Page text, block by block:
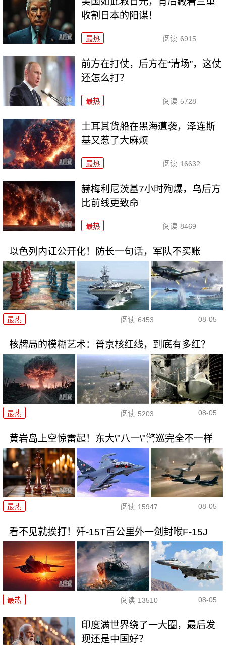
收割日本的阳谋！
最热 阅读 6915
前方在打仗，后方在“清场”，这仗
还怎么打？
最热 阅读 5728
土耳其货船在黑海遭袭，泽连斯
基又惹了大麻烦
最热 阅读 16632
赫梅利尼茨基7小时殉爆，乌后方
比前线更致命
最热 阅读 8469
以色列内讧公开化！防长一句话，军队不买账
最热 阅读 6453 08-05
核牌局的模糊艺术：普京核红线，到底有多红？
最热 阅读 5203 08-05
黄岩岛上空惊雷起！东大\"八一\"警巡完全不一样
最热 阅读 15947 08-05
看不见就挨打！歼-15T百公里外一剑封喉F-15J
最热 阅读 13510 08-05
印度满世界绕了一大圈，最后发
现还是中国好？